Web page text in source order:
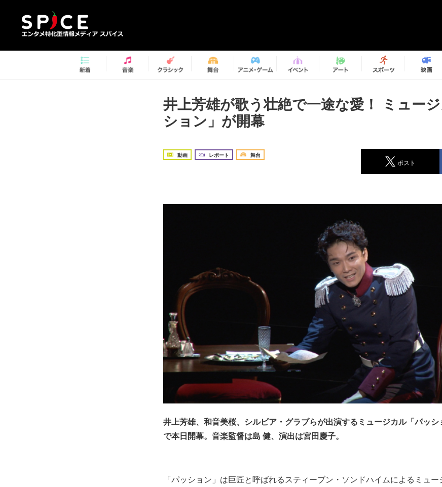
井上芳雄が歌う壮絶で一途な愛！ ミュー
ション」が開幕
動画 レポート 舞台
ポスト
井上芳雄、和音美桜、シルビア・グラブらが出演するミュージカル「パッ
で本日開幕。音楽監督は島 健、演出は宮田慶子。
「パッション」は巨匠と呼ばれるスティーブン・ソンドハイムによるミュ